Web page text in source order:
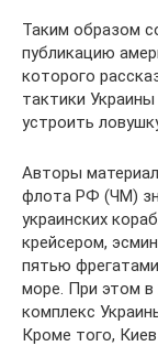
Таким образом
публикацию
которого
тактики
устроить
Авторы
флота РФ (ЧМ)
украинских
крейсером,
пятью
море. При этом
комплекс
Кроме того,